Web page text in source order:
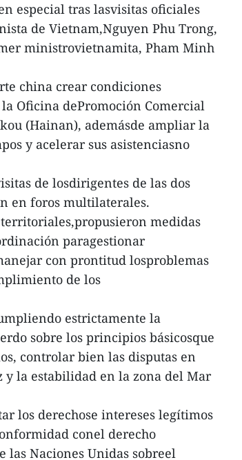
especial tras lasvisitas oficiales
de Vietnam,Nguyen Phu Trong,
ministrovietnamita, Pham Minh
china crear condiciones
Oficina dePromoción Comercial
(Hainan), ademásde ampliar la
y acelerar sus asistenciasno
de losdirigentes de las dos
en foros multilaterales.
medidas
paragestionar
con prontitud losproblemas
de los
estrictamente la
sobre los principios básicosque
controlar bien las disputas en
la estabilidad en la zona del Mar
los derechose intereses legítimos
conel derecho
Naciones Unidas sobreel